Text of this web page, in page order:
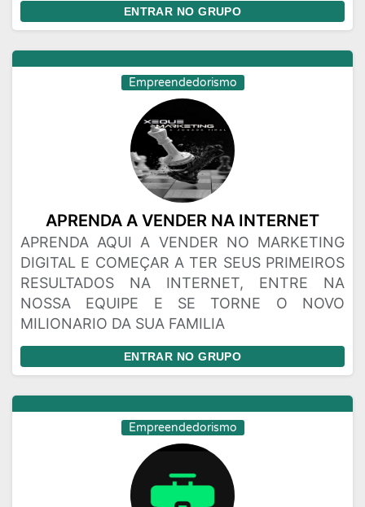
ENTRAR NO GRUPO
Empreendedorismo
APRENDA A VENDER NA INTERNET
APRENDA AQUI A VENDER NO MARKETING
DIGITAL E COMEÇAR A TER SEUS PRIMEIROS
RESULTADOS NA INTERNET, ENTRE NA
NOSSA EQUIPE E SE TORNE O NOVO
MILIONARIO DA SUA FAMILIA
ENTRAR NO GRUPO
Empreendedorismo